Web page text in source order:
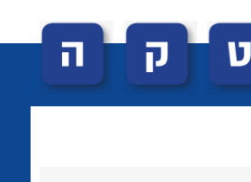
לכל מוצרי היצרן